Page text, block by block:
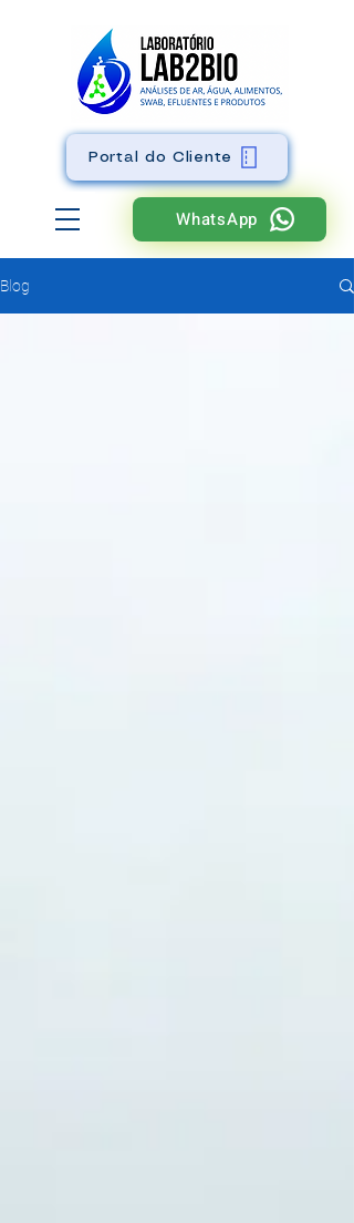
WhatsApp
Portal do Cliente
Blog